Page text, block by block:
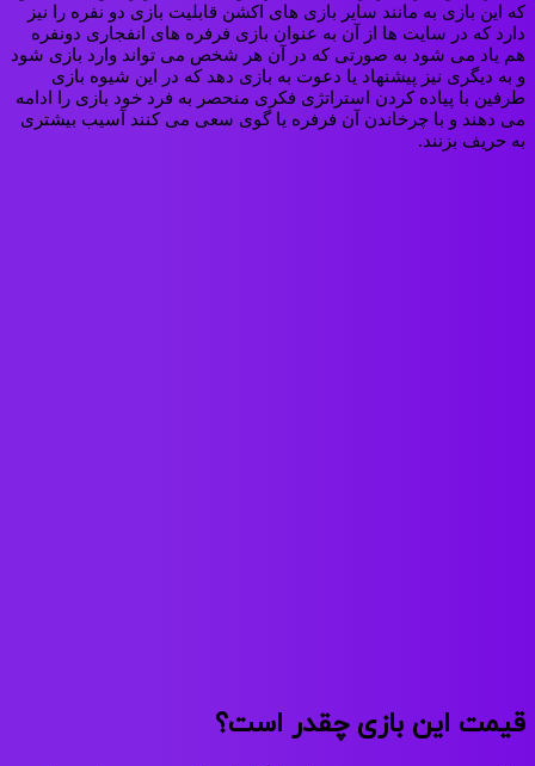
که این بازی به مانند سایر بازی های اکشن قابلیت بازی دو نفره را نیز
دارد که در سایت ها از آن به عنوان بازی فرفره های انفجاری دونفره
هم یاد می شود به صورتی که در آن هر شخص می تواند وارد بازی شود
و به دیگری نیز پیشنهاد یا دعوت به بازی دهد که در این شیوه بازی
طرفین با پیاده کردن استراتژی فکری منحصر به فرد خود بازی را ادامه
می دهند و با چرخاندن آن فرفره یا گوی سعی می کنند آسیب بیشتری
به حریف بزنند.
قیمت این بازی چقدر است؟